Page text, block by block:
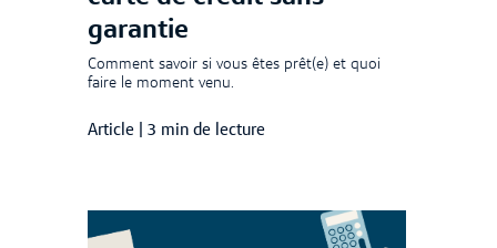
garantie
Comment savoir si vous êtes prêt(e) et quoi
faire le moment venu.
Article 3 min de lecture